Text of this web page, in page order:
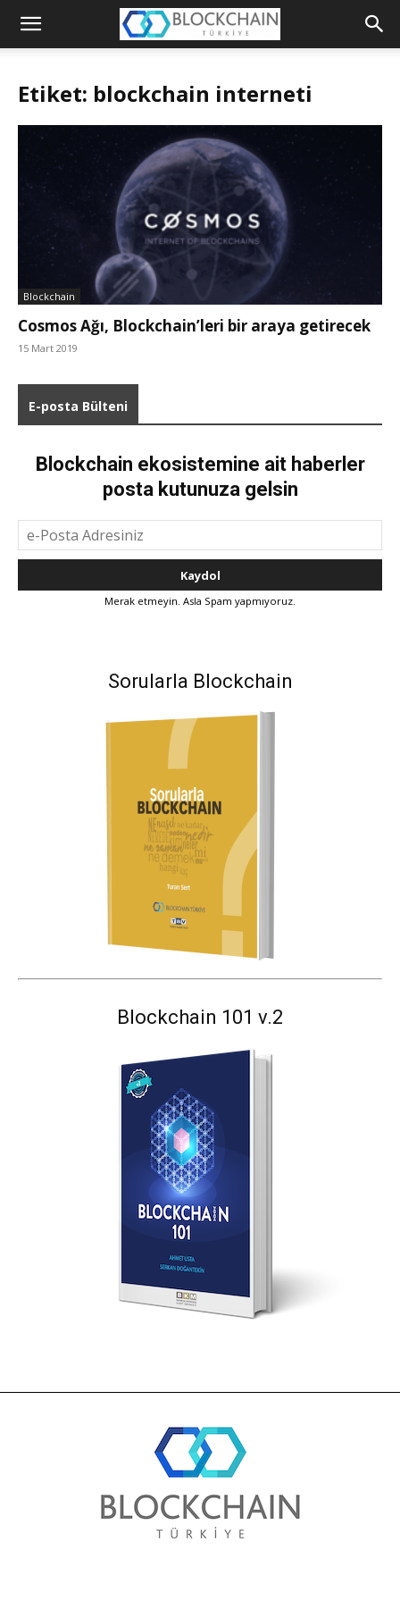
Blockchain
Etiket: blockchain interneti
Blockchain
Cosmos Ağı, Blockchain’leri bir araya getirecek
15 Mart 2019
E-posta Bülteni
Blockchain ekosistemine ait haberler
posta kutunuza gelsin
Merak etmeyin. Asla Spam yapmıyoruz.
Sorularla Blockchain
Blockchain 101 v.2